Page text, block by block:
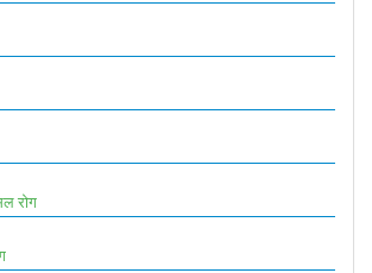
रोग